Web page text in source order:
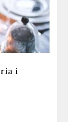
i